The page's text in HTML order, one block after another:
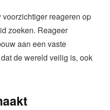
reageren op
zoeken. Reageer
aan een vaste
de wereld veilig is, ook